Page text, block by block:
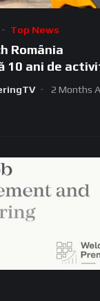
Top News
România
10 ani de
2 Months